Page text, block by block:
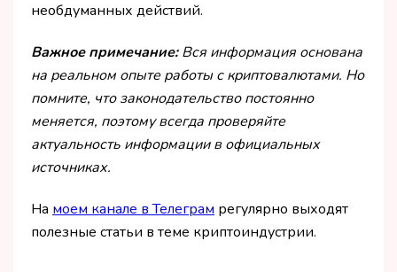
необдуманных действий.
Важное примечание:Вся информация основана
на реальном опыте работы с криптовалютами. Но
помните, что законодательство постоянно
меняется, поэтому всегда проверяйте
актуальность информации в официальных
источниках.
На моем канале в Телеграм регулярно выходят
полезные статьи в теме криптоиндустрии.